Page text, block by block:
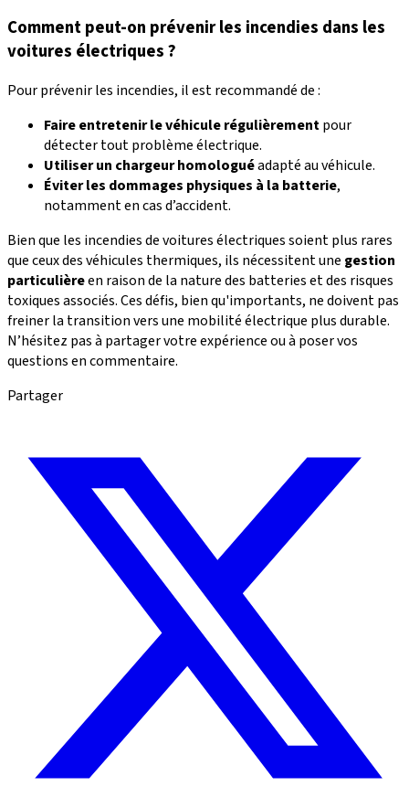
Comment peut-on prévenir les incendies dans les
voitures électriques ?
Pour prévenir les incendies, il est recommandé de :
Faire entretenir le véhicule régulièrementpour
détecter tout problème électrique.
Utiliser un chargeur homologuéadapté au véhicule.
Éviter les dommages physiques à la batterie,
notamment en cas d’accident.
Bien que les incendies de voitures électriques soient plus rares
que ceux des véhicules thermiques, ils nécessitent une gestion
particulièreen raison de la nature des batteries et des risques
toxiques associés. Ces défis, bien qu'importants, ne doivent pas
freiner la transition vers une mobilité électrique plus durable.
N’hésitez pas à partager votre expérience ou à poser vos
questions en commentaire.
Partager